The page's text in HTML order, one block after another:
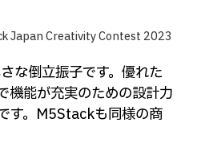
Japan Creativity Contest 2023
な倒立振子です。優れた
機能が充実のための設計力
す。M5Stackも同様の商